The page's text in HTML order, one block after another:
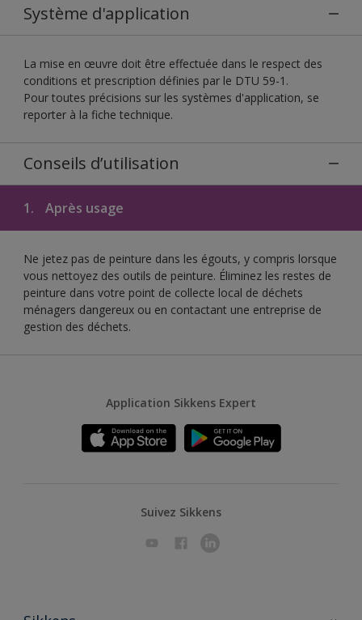
Système d'application
La mise en œuvre doit être effectuée dans le respect des
conditions et prescription définies par le DTU 59-1.
Pour toutes précisions sur les systèmes d'application, se
reporter à la fiche technique.
Conseils d’utilisation
1. Après usage
Ne jetez pas de peinture dans les égouts, y compris lorsque
vous nettoyez des outils de peinture. Éliminez les restes de
peinture dans votre point de collecte local de déchets
ménagers dangereux ou en contactant une entreprise de
gestion des déchets.
Application Sikkens Expert
Suivez Sikkens